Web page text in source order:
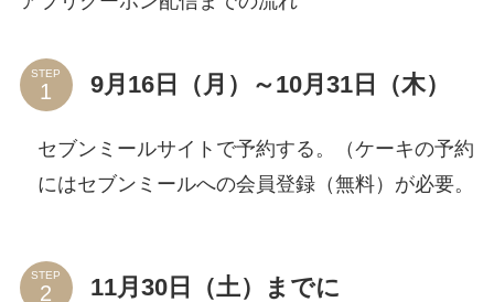
STEP 9月16日（月）～10月31日（木）
セブンミールサイトで予約する。（ケーキの予約
にはセブンミールへの会員登録（無料）が必要。
STEP 11月30日（土）までに